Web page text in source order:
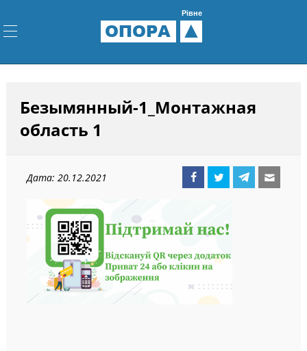
ОПОРА
Рівне
Безымянный-1_Монтажная
область 1
Дата: 20.12.2021